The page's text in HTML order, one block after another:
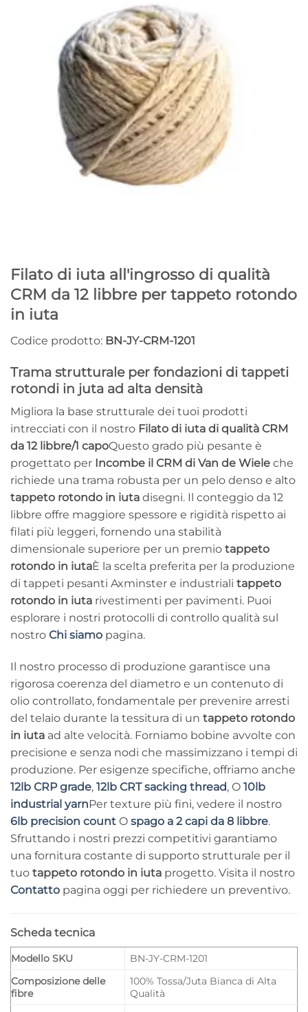
Filato di iuta all'ingrosso di qualità
CRM da 12 libbre per tappeto rotondo
in iuta
Codice prodotto: BN-JY-CRM-1201
Trama strutturale per fondazioni di tappeti
rotondi in juta ad alta densità
Migliora la base strutturale dei tuoi prodotti
intrecciati con il nostro Filato di iuta di qualità CRM
da 12 libbre/1 capoQuesto grado più pesante è
progettato per Incombe il CRM di Van de Wiele che
richiede una trama robusta per un pelo denso e alto
tappeto rotondo in iuta disegni. Il conteggio da 12
libbre offre maggiore spessore e rigidità rispetto ai
filati più leggeri, fornendo una stabilità
dimensionale superiore per un premio tappeto
rotondo in iutaÈ la scelta preferita per la produzione
di tappeti pesanti Axminster e industriali tappeto
rotondo in iuta rivestimenti per pavimenti. Puoi
esplorare i nostri protocolli di controllo qualità sul
nostro Chi siamo pagina.
Il nostro processo di produzione garantisce una
rigorosa coerenza del diametro e un contenuto di
olio controllato, fondamentale per prevenire arresti
del telaio durante la tessitura di un tappeto rotondo
in iuta ad alte velocità. Forniamo bobine avvolte con
precisione e senza nodi che massimizzano i tempi di
produzione. Per esigenze specifiche, offriamo anche
12lb CRP grade, 12lb CRT sacking thread, O 10lb
industrial yarnPer texture più fini, vedere il nostro
6lb precision count O spago a 2 capi da 8 libbre.
Sfruttando i nostri prezzi competitivi garantiamo
una fornitura costante di supporto strutturale per il
tuo tappeto rotondo in iuta progetto. Visita il nostro
Contatto pagina oggi per richiedere un preventivo.
Scheda tecnica
Modello SKU
BN-JY-CRM-1201
Composizione delle
fibre
100% Tossa/Juta Bianca di Alta
Qualità